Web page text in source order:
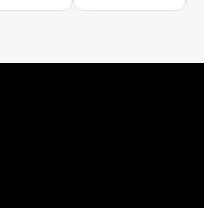
SCENTED
CREAM